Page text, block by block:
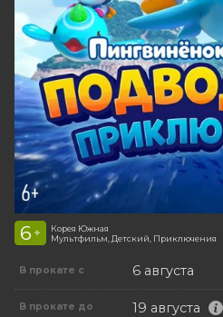
6 +
Корея Южная
Мультфильм, Детский, Приключения
В прокате с 6 августа
В прокате до 19 августа